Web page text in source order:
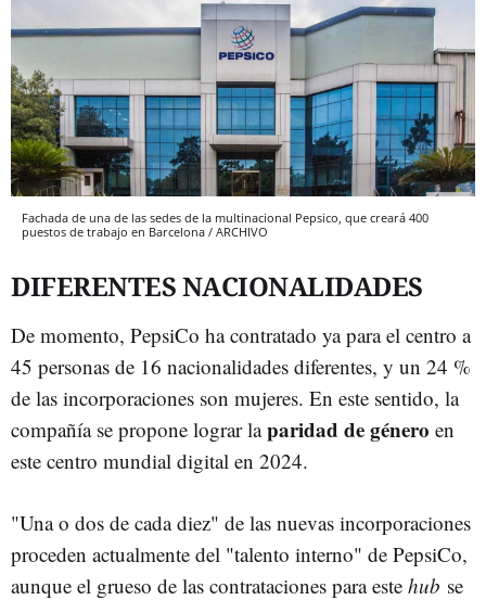
Fachada de una de las sedes de la multinacional Pepsico, que creará 400
puestos de trabajo en Barcelona / ARCHIVO
DIFERENTES NACIONALIDADES
De momento, PepsiCo ha contratado ya para el centro a
45 personas de 16 nacionalidades diferentes, y un 24 %
de las incorporaciones son mujeres. En este sentido, la
compañía se propone lograr laparidad de género en
este centro mundial digital en 2024.
"Una o dos de cada diez" de las nuevas incorporaciones
proceden actualmente del "talento interno" de PepsiCo,
aunque el grueso de las contrataciones para este hub se